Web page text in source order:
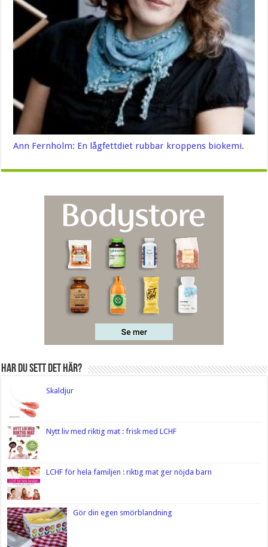
Ann Fernholm: En lågfettdiet rubbar kroppens biokemi.
Har du sett det här?
Skaldjur
Nytt liv med riktig mat : frisk med LCHF
LCHF för hela familjen : riktig mat ger nöjda barn
Gör din egen smörblandning